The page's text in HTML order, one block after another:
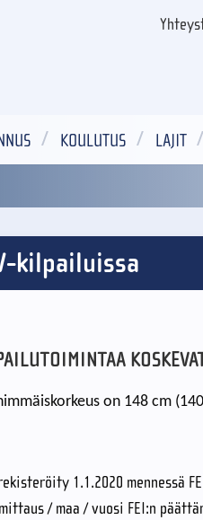
KOULUTUS LAJIT
kilpailuissa
on 148 cm
1.1.2020 mennessä
/ maa / vuosi FEI:n